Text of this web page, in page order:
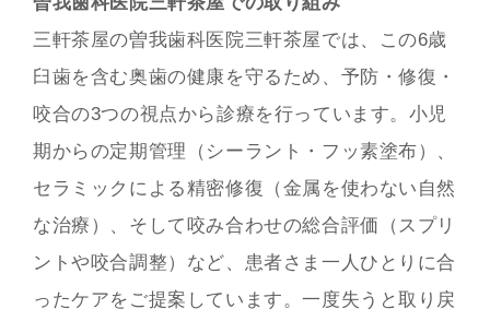
三軒茶屋の曽我歯科医院三軒茶屋では、この6歳
臼歯を含む奥歯の健康を守るため、予防・修復・
咬合の3つの視点から診療を行っています。小児
期からの定期管理（シーラント・フッ素塗布）、
セラミックによる精密修復（金属を使わない自然
な治療）、そして咬み合わせの総合評価（スプリ
ントや咬合調整）など、患者さま一人ひとりに合
ったケアをご提案しています。一度失うと取り戻